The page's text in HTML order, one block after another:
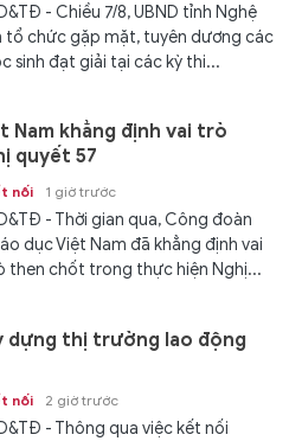
- Chiều 7/8, UBND tỉnh Nghệ
tổ chức gặp mặt, tuyên dương các
sinh đạt giải tại các kỳ thi...
Nam khẳng định vai trò
quyết 57
nối 1 giờ trước
- Thời gian qua, Công đoàn
dục Việt Nam đã khẳng định vai
then chốt trong thực hiện Nghị...
dựng thị trường lao động
nối 2 giờ trước
- Thông qua việc kết nối